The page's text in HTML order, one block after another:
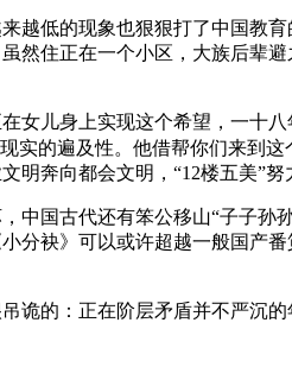
低的现象也狠狠打了中国教育
然住正在一个小区，大族后辈
儿身上实现这个希望，一十八
实的遍及性。他借帮你们来到
明奔向都会文明，“12楼五美”
国古代还有笨公移山“子子孙
分袂》可以或许超越一般国产
的：正在阶层矛盾并不严沉的